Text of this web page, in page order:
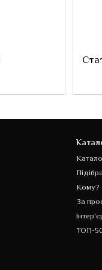
Кому?
За
ТОП-